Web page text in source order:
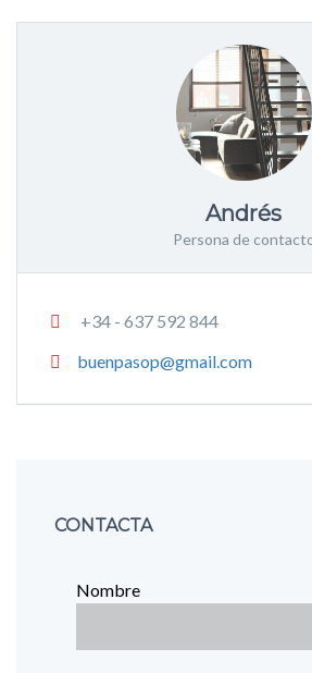
Andrés
Persona de
+34 - 637 592 844
buenpasop@gmail.com
CONTACTA
Nombre